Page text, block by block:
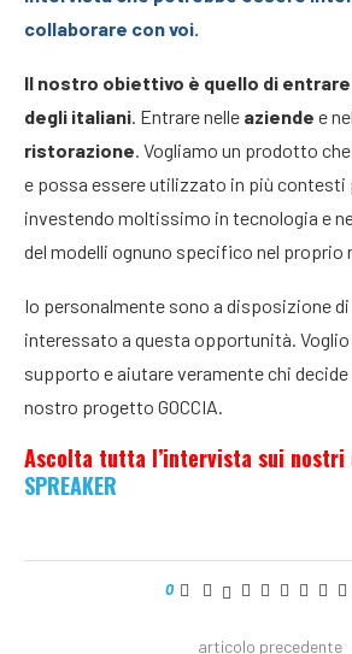
collaborare con voi.
Il nostro obiettivo è quello di
degli italiani . Entrare nelle aziende e
ristorazione . Vogliamo un prodotto
e possa essere utilizzato in più
investendo moltissimo in tecnologia e
del modelli ognuno specifico nel proprio
Io personalmente sono a disposizione
interessato a questa opportunità.
supporto e aiutare veramente chi decide
nostro progetto GOCCIA.
Ascolta tutta l’intervista sui nostri
SPREAKER
0
articolo precedente